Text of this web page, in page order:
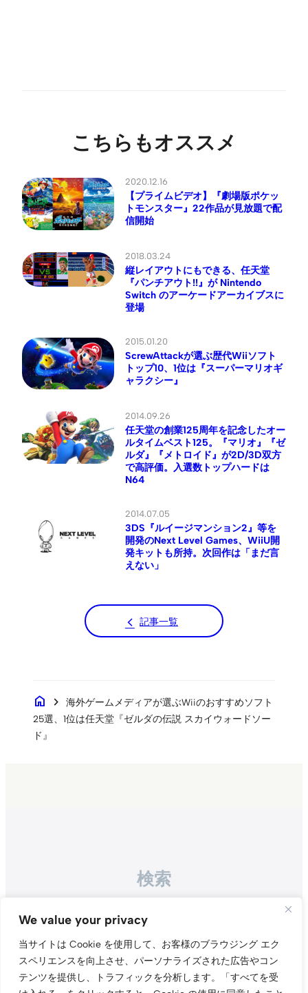
We value your privacy
当サイトは Cookie を使用して、お客様のブラウジング エク
スペリエンスを向上させ、パーソナライズされた広告やコン
テンツを提供し、トラフィックを分析します。
「すべてを受
こちらもオススメ
2020.12.16
【プライムビデオ】『劇場版ポケッ
トモンスター』22作品が見放題で配
信開始
2018.03.24
縦レイアウトにもできる、任天堂
『パンチアウト!!』が Nintendo
Switch のアーケードアーカイブスに
登場
2015.01.20
ScrewAttackが選ぶ歴代Wiiソフト
トップ10、1位は『スーパーマリオギ
ャラクシー』
2014.09.26
任天堂の創業125周年を記念したオー
ルタイムベスト125。『マリオ』『ゼ
ルダ』『メトロイド』が2D/3D双方
で高評価。入選数トップハードは
N64
2014.07.05
3DS『ルイージマンション2』等を
開発のNext Level Games、WiiU開
発キットも所持。次回作は「まだ言
えない」
記事一覧
home chevron_right
海外ゲームメディアが選ぶWiiのおすすめソフト
25選、1位は任天堂『ゼルダの伝説 スカイウォードソー
ド』
検索
Search